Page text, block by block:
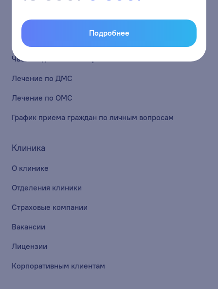
Подробнее
Пациентам
Способы оплаты
Часто задаваемые вопросы
Лечение по ДМС
Лечение по ОМС
График приема граждан по личным вопросам
Клиника
О клинике
Отделения клиники
Страховые компании
Вакансии
Лицензии
Корпоративным клиентам